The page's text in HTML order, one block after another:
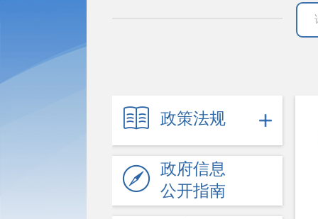
政策法规
政府信息
公开指南